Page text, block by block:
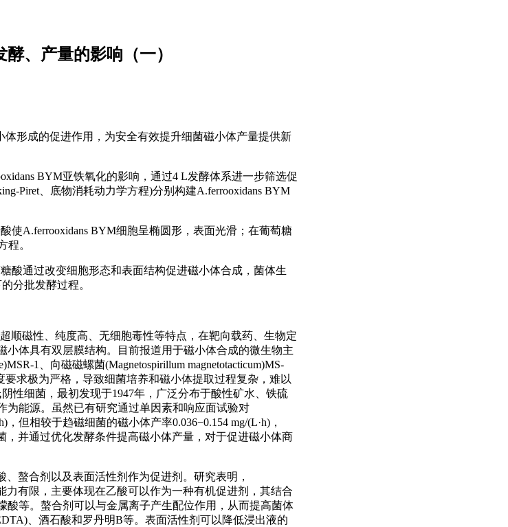
、产量的影响（一）
体形成的促进作用，为安全有效提升细菌磁小体产量提供新
BYM亚铁氧化的影响，通过4 L发酵体系进一步筛选促
Piret、底物消耗动力学方程)分别构建A.ferrooxidans BYM
使A.ferrooxidans BYM细胞呈椭圆形，表面光滑；在葡萄糖
程。
酸通过改变细胞形态和表面结构促进磁小体合成，菌体生
分批发酵过程。
顺磁性、纯度高、无细胞毒性等特点，在靶向载药、生物定
体具有双层膜结构。目前报道用于磁小体合成的微生物主
1、向磁磁螺菌(Magnetospirillum magnetotacticum)MS-
要求极为严格，导致细菌培养和磁小体提取过程复杂，难以
性细菌，最初发现于1947年，广泛分布于酸性矿水、铁硫
能源。虽然已有研究通过单因素和响应面试验对
但相较于趋磁细菌的磁小体产率0.036−0.154 mg/(L·h)，
，并通过优化发酵条件提高磁小体产量，对于促进磁小体商
螯合剂以及表面活性剂作为促进剂。研究表明，
力有限，主要体现在乙酸可以作为一种有机促进剂，其结合
等。螯合剂可以与金属离子产生配位作用，从而提高菌体
、酒石酸和罗丹明B等。表面活性剂可以降低浸出液的